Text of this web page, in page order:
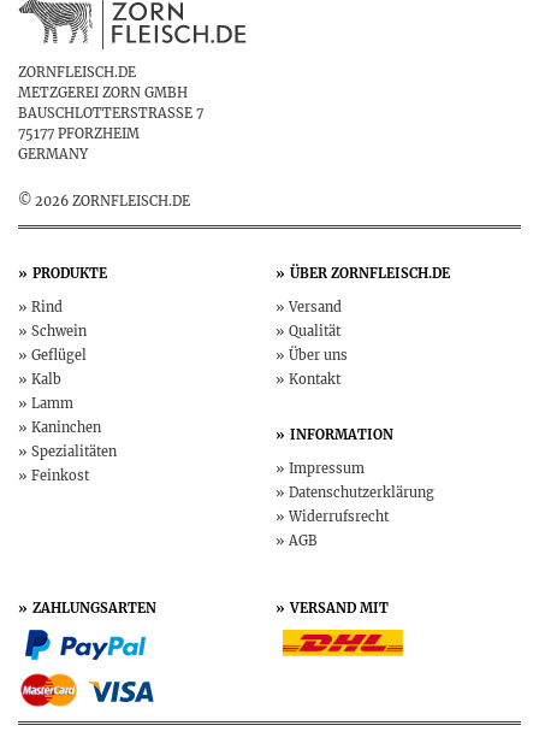
ZORNFLEISCH.DE
METZGEREI ZORN GMBH
BAUSCHLOTTERSTRASSE 7
75177 PFORZHEIM
GERMANY
© 2026 ZORNFLEISCH.DE
PRODUKTE
Rind
Schwein
Geflügel
Kalb
Lamm
Kaninchen
Spezialitäten
Feinkost
ÜBER ZORNFLEISCH.DE
Versand
Qualität
Über uns
Kontakt
INFORMATION
Impressum
Datenschutz­erklärung
Widerruf­srecht
AGB
ZAHLUNGSARTEN VERSAND MIT